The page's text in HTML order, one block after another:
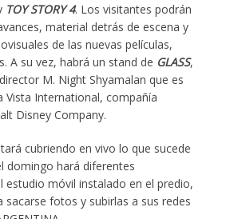
TOY STORY 4. Los visitantes podrán
material detrás de escena y
de las nuevas películas,
A su vez, habrá un stand de GLASS,
M. Night Shyamalan que es
Vista International, compañía
Disney Company.
cubriendo en vivo lo que sucede
domingo hará diferentes
estudio móvil instalado en el predio,
sacarse fotos y subirlas a sus redes